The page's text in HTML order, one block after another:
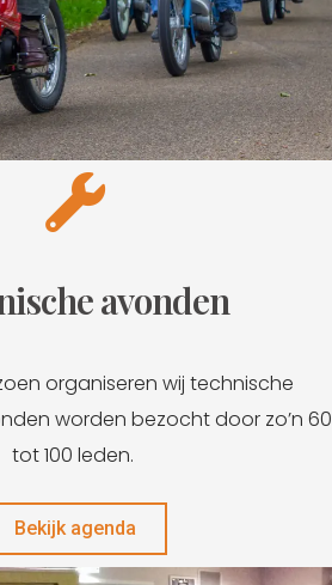
avonden
organiseren wij technische
worden bezocht door zo’n 60
tot 100 leden.
Bekijk agenda